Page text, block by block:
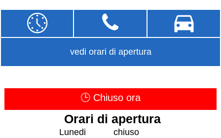
vedi orari di apertura
🕒 Chiuso ora
Orari di apertura
Lunedi
chiuso